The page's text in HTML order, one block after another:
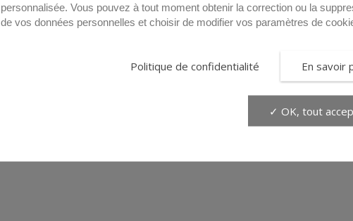
personnalisée. Vous pouvez à tout moment obtenir la correction ou la
de vos données personnelles et choisir de modifier vos paramètres de
Politique de confidentialité En savoir
✓ OK, tout